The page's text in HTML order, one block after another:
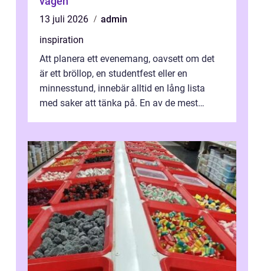
13 juli 2026
admin
inspiration
Att planera ett evenemang, oavsett om det
är ett bröllop, en studentfest eller en
minnesstund, innebär alltid en lång lista
med saker att tänka på. En av de mest